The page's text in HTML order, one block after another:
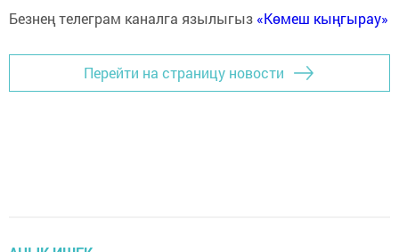
Безнең телеграм каналга язылыгыз «Көмеш кыңгырау»
Перейти на страницу новости